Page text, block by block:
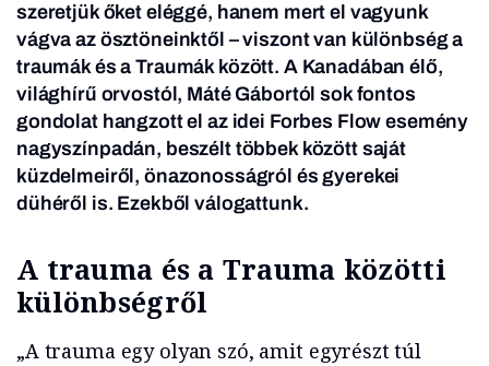
szeretjük őket eléggé, hanem mert el vagyunk
vágva az ösztöneinktől – viszont van különbség a
traumák és a Traumák között. A Kanadában élő,
világhírű orvostól, Máté Gábortól sok fontos
gondolat hangzott el az idei Forbes Flow esemény
nagyszínpadán, beszélt többek között saját
küzdelmeiről, önazonosságról és gyerekei
dühéről is. Ezekből válogattunk.
A trauma és a Trauma közötti
különbségről
„A trauma egy olyan szó, amit egyrészt túl